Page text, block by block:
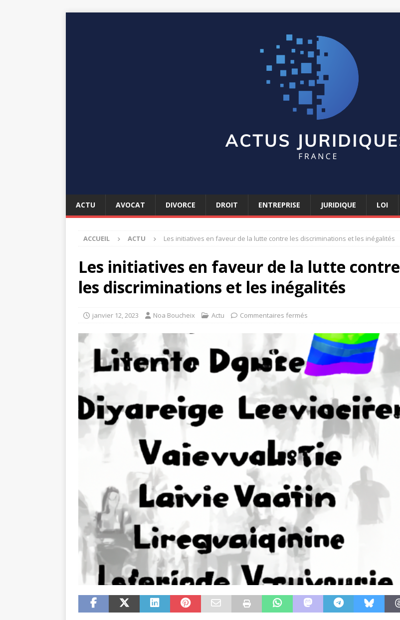
ACTU AVOCAT DIVORCE DROIT ENTREPRISE JURIDIQUE LOI
ACCUEIL ACTU Les initiatives en faveur de la lutte contre les discriminations et les inégalités
Les initiatives en faveur de la lutte contre
les discriminations et les inégalités
janvier 12, 2023 Noa Boucheix Actu Commentaires fermés